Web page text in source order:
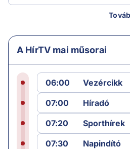
A HírTV mai műsorai
06:00
Vezércikk
07:00
Híradó
07:20
Sporthírek
07:30
Napindító